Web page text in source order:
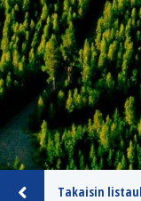
Takaisin